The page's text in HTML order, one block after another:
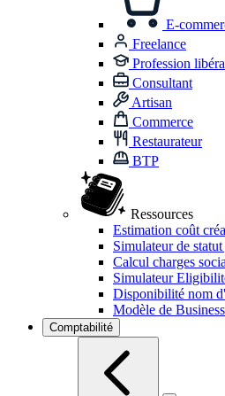
E-
Freelance
Profession
Consultant
Artisan
Commerce
Restaurateur
BTP
Ressources
Estimation coût
Simulateur de
Calcul charges
Simulateur
Disponibilité nom
Modèle de
Comptabilité